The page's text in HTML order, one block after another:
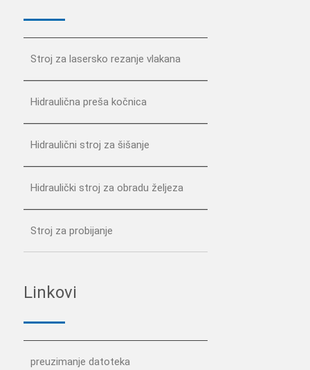
Stroj za lasersko rezanje vlakana
Hidraulična preša kočnica
Hidraulični stroj za šišanje
Hidraulički stroj za obradu željeza
Stroj za probijanje
Linkovi
preuzimanje datoteka